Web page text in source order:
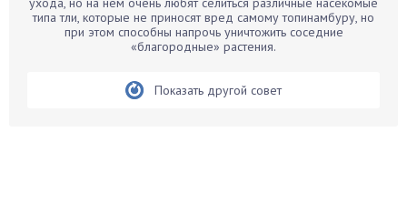
Бирючина
Бобовые
типа тли, которые не приносят вред самому топинамбуру, но
при этом способны напрочь уничтожить соседние
«благородные» растения.
Показать другой совет